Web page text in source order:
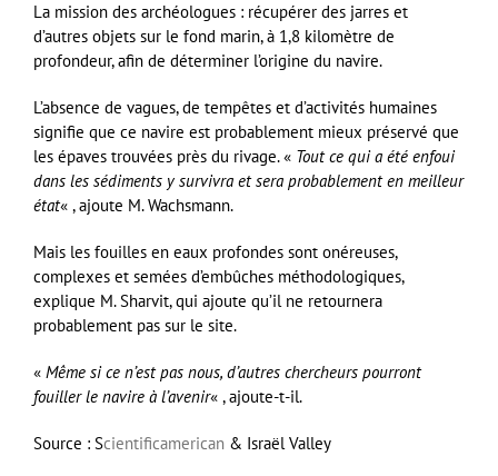
La mission des archéologues : récupérer des jarres et
d’autres objets sur le fond marin, à 1,8 kilomètre de
profondeur, afin de déterminer l’origine du navire.
L’absence de vagues, de tempêtes et d’activités humaines
signifie que ce navire est probablement mieux préservé que
les épaves trouvées près du rivage. « Tout ce qui a été enfoui
dans les sédiments y survivra et sera probablement en meilleur
état« , ajoute M. Wachsmann.
Mais les fouilles en eaux profondes sont onéreuses,
complexes et semées d’embûches méthodologiques,
explique M. Sharvit, qui ajoute qu’il ne retournera
probablement pas sur le site.
« Même si ce n’est pas nous, d’autres chercheurs pourront
fouiller le navire à l’avenir« , ajoute-t-il.
Source : Scientificamerican & Israël Valley